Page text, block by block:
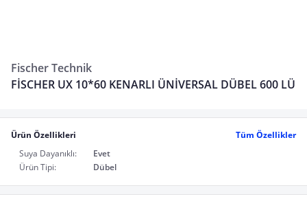
Fischer Technik
FİSCHER UX 10*60 KENARLI ÜNİVERSAL DÜBEL 600 LÜ
Ürün Özellikleri
Tüm Özellikler
Suya Dayanıklı:
Evet
Ürün Tipi:
Dübel